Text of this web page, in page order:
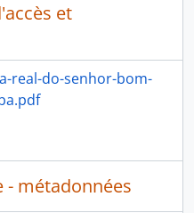
et
real-do-senhor-bom-
métadonnées